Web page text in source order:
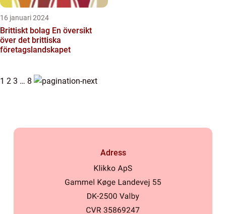
16 januari 2024
Brittiskt bolag En översikt
över det brittiska
företagslandskapet
1 2 3 … 8
Adress